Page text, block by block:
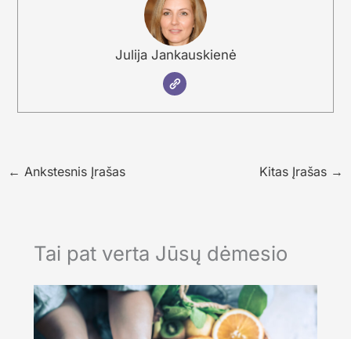
Julija Jankauskienė
← Ankstesnis Įrašas Kitas Įrašas →
Tai pat verta Jūsų dėmesio